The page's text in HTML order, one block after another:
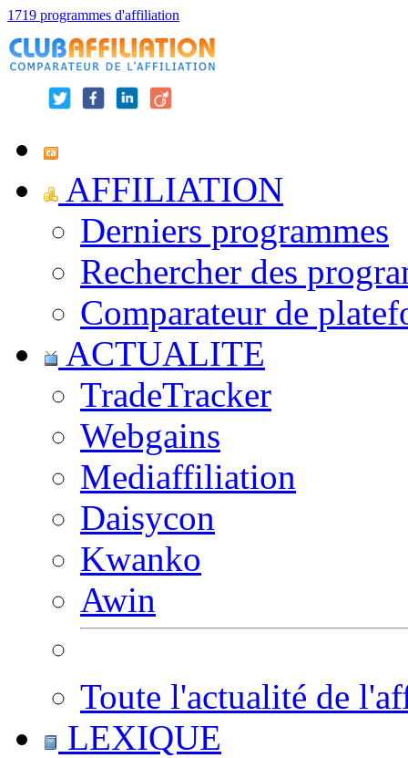
1719 programmes d'affiliation
AFFILIATION
Derniers programmes
Rechercher des
Comparateur de
ACTUALITE
TradeTracker
Webgains
Mediaffiliation
Daisycon
Kwanko
Awin
Toute l'actualité de
LEXIQUE